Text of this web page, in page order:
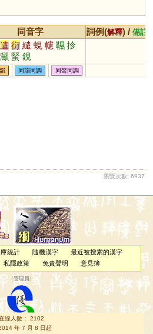
同音字 詞例(解釋) / 備註
遣 衍 繾 蜆 幰 韅 抮
灦 蜸 鋧
同韻同調 同聲同調
瀏覽次數: 6937
統計 隨機漢字
最近被搜索的漢字
私隱政策 免責聲明 意見簿
（管理員 ）
線人數： 2102
年 7 月 8 日起